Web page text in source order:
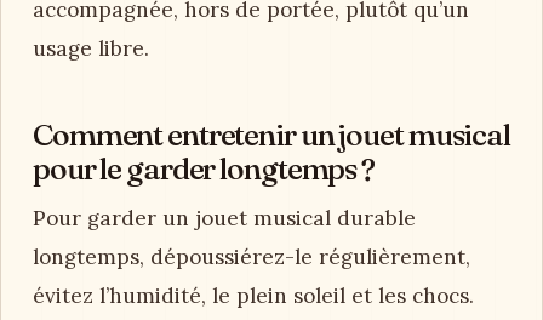
accompagnée, hors de portée, plutôt qu’un
usage libre.
Comment entretenir un jouet musical
pour le garder longtemps ?
Pour garder un jouet musical durable
longtemps, dépoussiérez-le régulièrement,
évitez l’humidité, le plein soleil et les chocs.